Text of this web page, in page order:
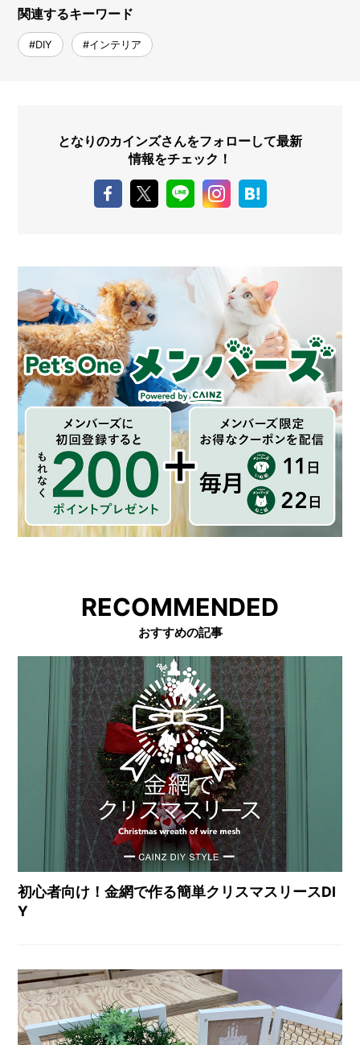
関連するキーワード
#DIY #インテリア
となりのカインズさんをフォローして最新
情報をチェック！
RECOMMENDED
おすすめの記事
初心者向け！金網で作る簡単クリスマスリースDI
Y